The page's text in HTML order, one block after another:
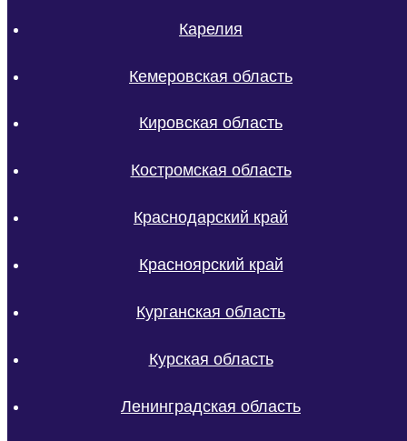
Карелия
Кемеровская область
Кировская область
Костромская область
Краснодарский край
Красноярский край
Курганская область
Курская область
Ленинградская область